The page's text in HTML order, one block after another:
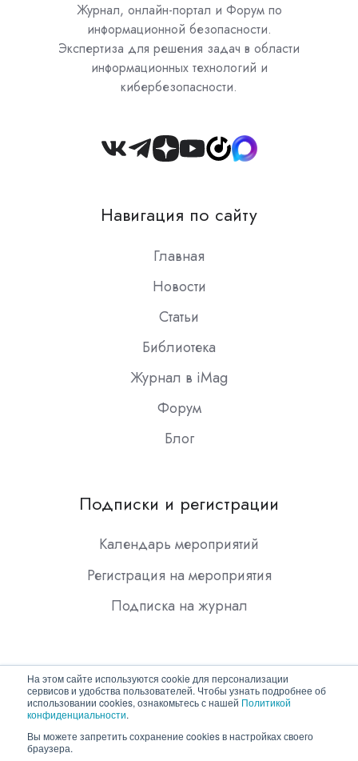
На этом сайте используются cookie для персонализации
сервисов и удобства пользователей. Чтобы узнать подробнее об
использовании cookies, ознакомьтесь с нашей Политикой
конфиденциальности.
Вы можете запретить сохранение cookies в настройках своего
браузера.
Журнал, онлайн-портал и Форум по
информационной безопасности.
Экспертиза для решения задач в области
информационных технологий и
кибербезопасности.
Join
Slack
Навигация по сайту
Главная
Новости
Статьи
Библиотека
Журнал в iMag
Форум
Блог
Подписки и регистрации
Календарь мероприятий
Регистрация на мероприятия
Подписка на журнал
Copyright © 2026 ООО "Гротек"